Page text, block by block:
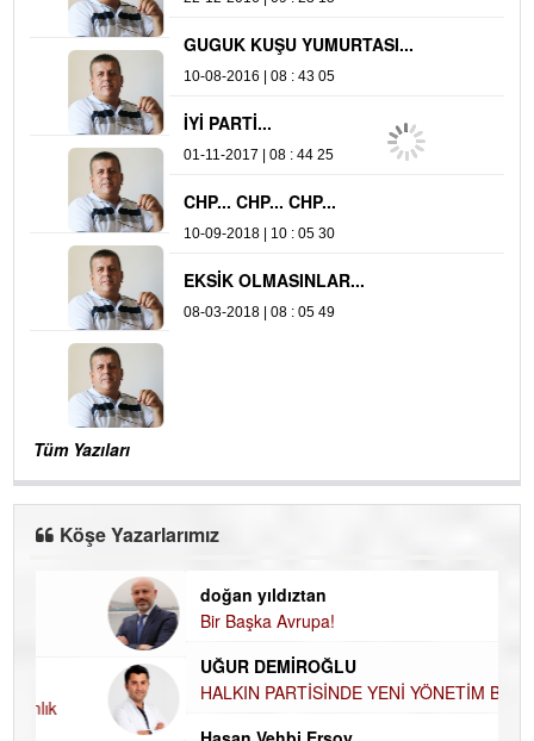
GUGUK KUŞU YUMURTASI...
10-08-2016 | 08 : 43 05
İYİ PARTİ...
01-11-2017 | 08 : 44 25
CHP... CHP... CHP...
10-09-2018 | 10 : 05 30
EKSİK OLMASINLAR...
08-03-2018 | 08 : 05 49
Tüm Yazıları
Köşe Yazarlarımız
doğan yıldıztan
Bir Başka Avrupa!
UĞUR DEMİROĞLU
HALKIN PARTİSİNDE YENİ YÖNETİM BELİRLENDİ…